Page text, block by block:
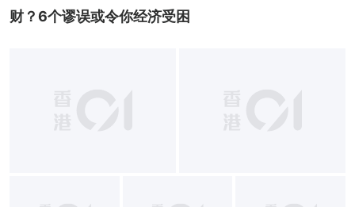
财？6个谬误或令你经济受困